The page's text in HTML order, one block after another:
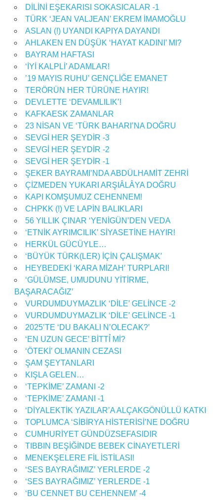
DİLİNİ EŞEKARISI SOKASICALAR -1
TÜRK ‘JEAN VALJEAN’ EKREM İMAMOĞLU
ASLAN (!) UYANDI KAPIYA DAYANDI
AHLAKEN EN DÜŞÜK ‘HAYAT KADINI’ MI?
BAYRAM HAFTASI
‘İYİ KALPLİ’ ADAMLAR!
’19 MAYIS RUHU’ GENÇLİĞE EMANET
TERÖRÜN HER TÜRÜNE HAYIR!
DEVLETTE ‘DEVAMLILIK’!
KAFKAESK ZAMANLAR
23 NİSAN VE ‘TÜRK BAHARI’NA DOĞRU
SEVGİ HER ŞEYDİR -3
SEVGİ HER ŞEYDİR -2
SEVGİ HER ŞEYDİR -1
ŞEKER BAYRAMI’NDA ABDÜLHAMİT ZEHRİ
ÇİZMEDEN YUKARI ARŞIÂLÂYA DOĞRU
KAPI KOMŞUMUZ CEHENNEM!
CHPKK (!) VE LAPİN BALIKLARI
56 YILLIK ÇINAR ‘YENİGÜN’DEN VEDA
‘ETNİK AYRIMCILIK’ SİYASETİNE HAYIR!
HERKÜL GÜCÜYLE…
‘BÜYÜK TÜRK(LER) İÇİN ÇALIŞMAK’
HEYBEDEKİ ‘KARA MİZAH’ TURPLARI!
‘GÜLÜMSE, UMUDUNU YİTİRME,
BAŞARACAĞIZ’
VURDUMDUYMAZLIK ‘DİLE’ GELİNCE -2
VURDUMDUYMAZLIK ‘DİLE’ GELİNCE -1
2025’TE ‘DU BAKALI N’OLECAK?’
‘EN UZUN GECE’ BİTTỈ Mİ?
‘ÖTEKİ’ OLMANIN CEZASI
ŞAM ŞEYTANLARI
KIŞLA GELEN…
‘TEPKİME’ ZAMANI -2
‘TEPKİME’ ZAMANI -1
‘DİYALEKTİK YAZILAR’A ALÇAKGÖNÜLLÜ KATKI
TOPLUMCA ‘SİBİRYA HİSTERİSİ’NE DOĞRU
CUMHURİYET GÜNDÜZSEFASIDIR
TIBBIN BEŞİĞİNDE BEBEK CİNAYETLERİ
MENEKŞELERE FİL İSTİLASI!
‘SES BAYRAĞIMIZ’ YERLERDE -2
‘SES BAYRAĞIMIZ’ YERLERDE -1
‘BU CENNET BU CEHENNEM’ -4